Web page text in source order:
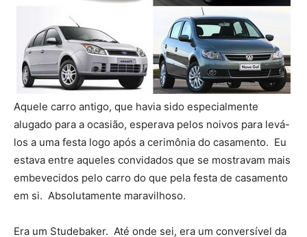
Aquele carro antigo, que havia sido especialmente
alugado para a ocasião, esperava pelos noivos para levá-
los a uma festa logo após a cerimônia do casamento. Eu
estava entre aqueles convidados que se mostravam mais
embevecidos pelo carro do que pela festa de casamento
em si. Absolutamente maravilhoso.
Era um Studebaker. Até onde sei, era um conversível da